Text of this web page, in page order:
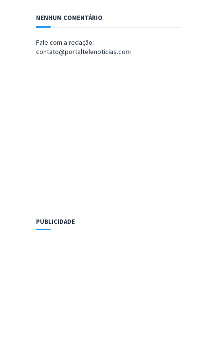
NENHUM COMENTÁRIO
Fale com a redação:
contato@portaltelenoticias.com
PUBLICIDADE